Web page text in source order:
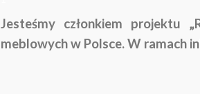
Jesteśmy członkiem projektu
meblowych w Polsce. W ramach